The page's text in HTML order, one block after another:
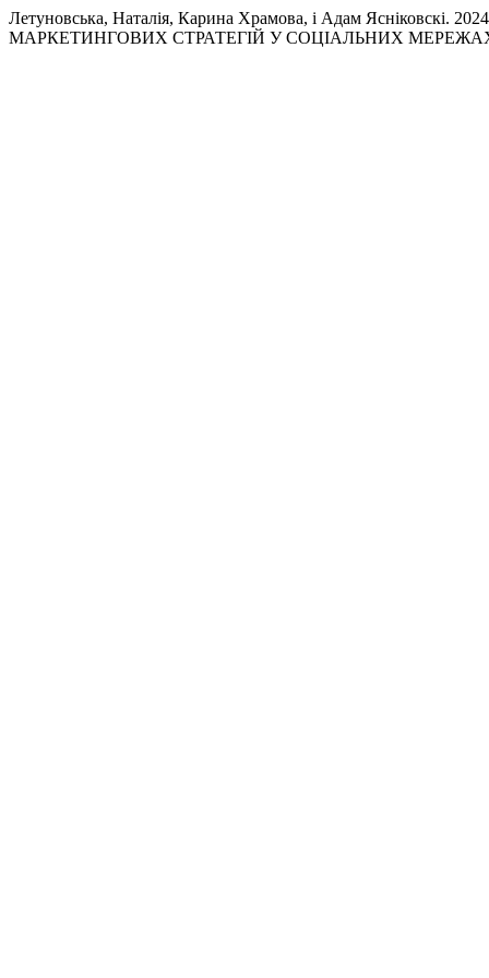
Летуновська, Наталія, Карина Храмова, і Адам
МАРКЕТИНГОВИХ СТРАТЕГІЙ У СОЦІАЛЬНИХ